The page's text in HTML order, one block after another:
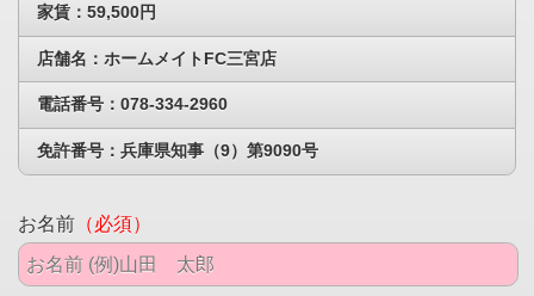
家賃：59,500円
店舗名：ホームメイトFC三宮店
電話番号：078-334-2960
免許番号：兵庫県知事（9）第9090号
お名前 （必須）